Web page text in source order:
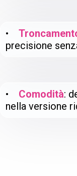
•
precisione
• Comodità:
nella versione